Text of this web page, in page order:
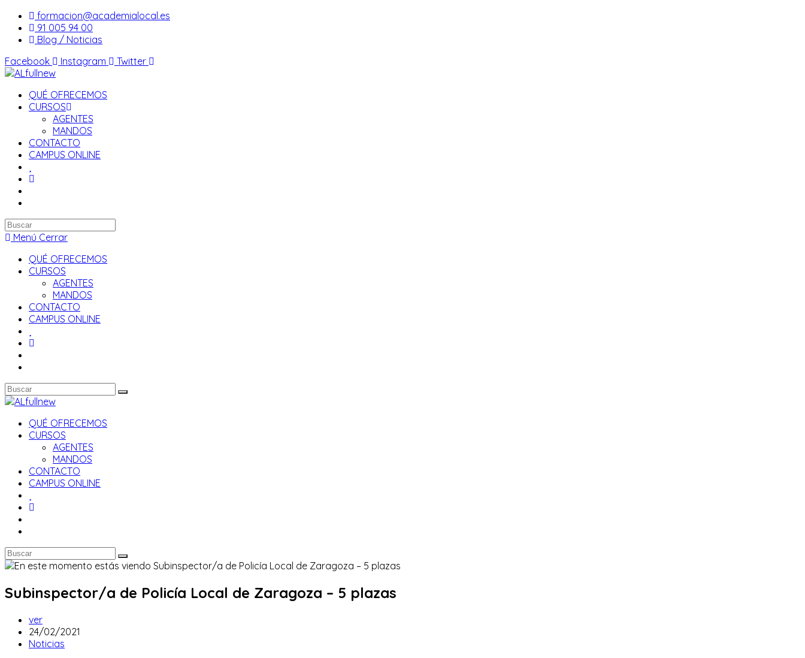
Saltar
contenido
formacion@academialocal.es
91 005 94 00
Blog / Noticias
Facebook
Instagram Twitter
QUÉ OFRECEMOS
CURSOS
AGENTES
MANDOS
CONTACTO
CAMPUS ONLINE
Buscar
en
web
Menú Cerrar
QUÉ OFRECEMOS
CURSOS
AGENTES
MANDOS
CONTACTO
CAMPUS ONLINE
QUÉ OFRECEMOS
CURSOS
AGENTES
MANDOS
CONTACTO
CAMPUS ONLINE
Subinspector/a de Policía Local de Zaragoza – 5 plazas
Autor
de
la
ver
Publicación
de
24/02/2021
Categoría
Noticias